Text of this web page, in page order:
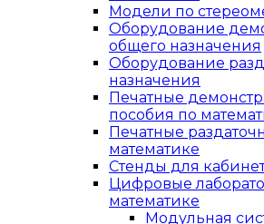
Модели по
Оборудование
общего назначения
Оборудование
назначения
Печатные
пособия по
Печатные
математике
Стенды для
Цифровые
математике
Модульная